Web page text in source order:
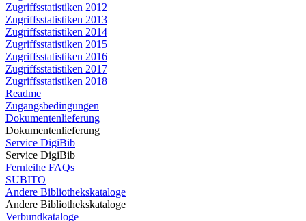
Zugriffsstatistiken 2012
Zugriffsstatistiken 2013
Zugriffsstatistiken 2014
Zugriffsstatistiken 2015
Zugriffsstatistiken 2016
Zugriffsstatistiken 2017
Zugriffsstatistiken 2018
Readme
Zugangsbedingungen
Dokumentenlieferung
Dokumentenlieferung
Service DigiBib
Service DigiBib
Fernleihe FAQs
SUBITO
Andere Bibliothekskataloge
Andere Bibliothekskataloge
Verbundkataloge